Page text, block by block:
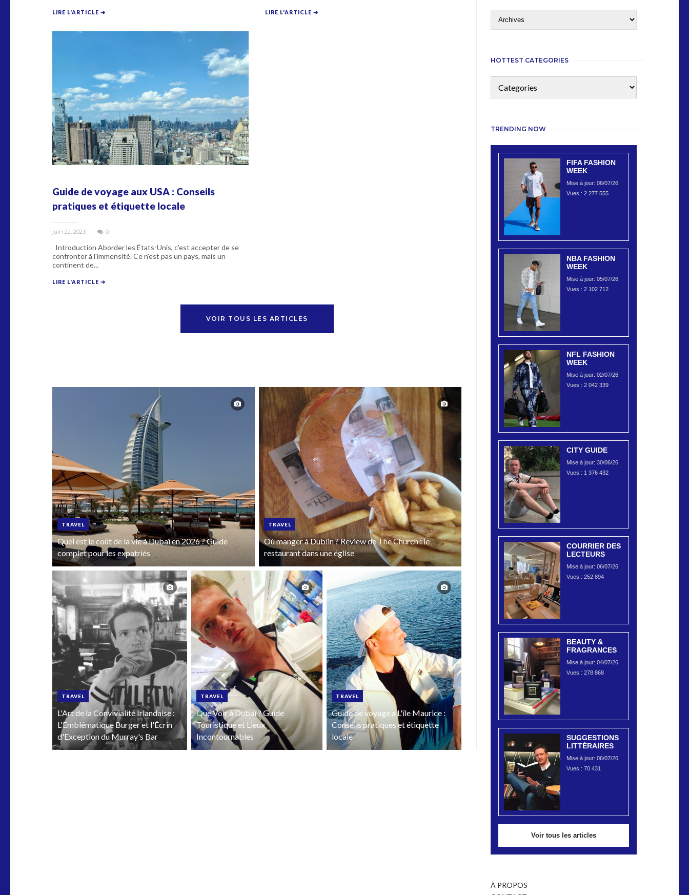
LIRE L'ARTICLE ➔ LIRE L'ARTICLE ➔
Guide de voyage aux USA : Conseils
pratiques et étiquette locale
juin 22, 2023 0
Introduction Aborder les États-Unis, c'est accepter de se
confronter à l'immensité. Ce n'est pas un pays, mais un
continent de...
LIRE L'ARTICLE ➔
VOIR TOUS LES ARTICLES
TRAVEL
Quel est le coût de la vie à Dubaï en 2026 ? Guide
complet pour les expatriés
TRAVEL
Où manger à Dublin ? Review de The Church : le
restaurant dans une église
TRAVEL
L'Art de la Convivialité Irlandaise :
L'Emblématique Burger et l'Écrin
d'Exception du Murray's Bar
TRAVEL
Que Voir à Dubaï ? Guide
Touristique et Lieux
Incontournables
TRAVEL
Guide de voyage a L'île Maurice :
Conseils pratiques et étiquette
locale
HOTTEST CATEGORIES
TRENDING NOW
FIFA FASHION
WEEK
Mise à jour: 06/07/26
Vues : 2 277 555
NBA FASHION
WEEK
Mise à jour: 05/07/26
Vues : 2 102 712
NFL FASHION
WEEK
Mise à jour: 02/07/26
Vues : 2 042 339
CITY GUIDE
Mise à jour: 30/06/26
Vues : 1 376 432
COURRIER DES
LECTEURS
Mise à jour: 06/07/26
Vues : 252 894
BEAUTY &
FRAGRANCES
Mise à jour: 04/07/26
Vues : 278 868
SUGGESTIONS
LITTÉRAIRES
Mise à jour: 06/07/26
Vues : 70 431
Voir tous les articles
À PROPOS